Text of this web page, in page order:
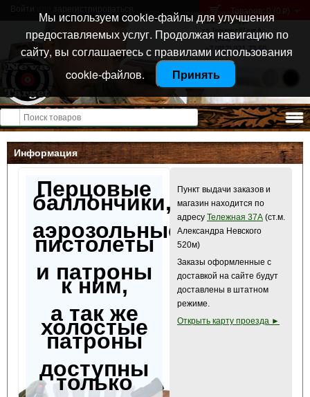
Санкт-Петербург
ул. Тележная 37 лит А
+7 (911) 021-04-08
+7 (812) 921-73-50
Товаров: 0 (0 p )
Открыть меню
Информация
Перцовые
баллончики,
аэрозольные
пистолеты
и патроны
к ним,
а так же
холостые
патроны
доступны
только
Пункт выдачи заказов и
магазин находится по
адресу Тележная 37А (ст.м.
Александра Невского
520м)
Заказы оформленные с
доставкой на сайте будут
доставлены в штатном
режиме.
Открыть карту проезда ►
Мы используем cookie-файлы для улучшения
предоставляемых услуг. Продолжая навигацию по
сайту, вы соглашаетесь с правилами использования
cookie-файлов.
Принять